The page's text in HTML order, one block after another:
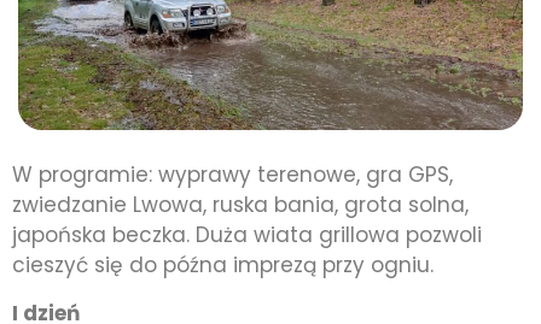
W programie: wyprawy terenowe, gra GPS,
zwiedzanie Lwowa, ruska bania, grota solna,
japońska beczka. Duża wiata grillowa pozwoli
cieszyć się do późna imprezą przy ogniu.
I dzień